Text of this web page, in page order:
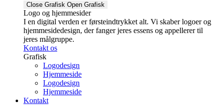
Close Grafisk Open Grafisk
Logo og hjemmesider
I en digital verden er førsteindtrykket alt. Vi skaber logoer og
hjemmesidedesign, der fanger jeres essens og appellerer til
jeres målgruppe.
Kontakt os
Grafisk
Logodesign
Hjemmeside
Logodesign
Hjemmeside
Kontakt